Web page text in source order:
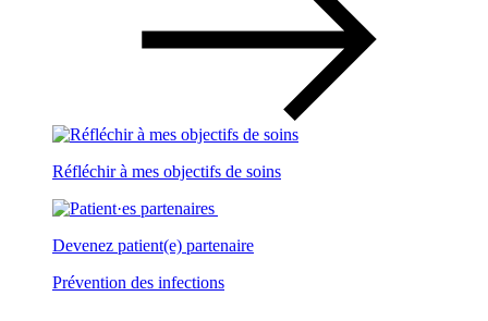
Réfléchir à mes objectifs de soins
Devenez patient(e) partenaire
Prévention des infections